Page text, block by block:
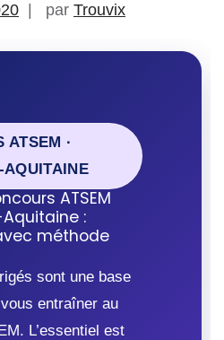
par Trouvix
ATSEM ·
AQUITAINE
ATSEM
:
méthode
sont une base
entraîner au
L’essentiel est